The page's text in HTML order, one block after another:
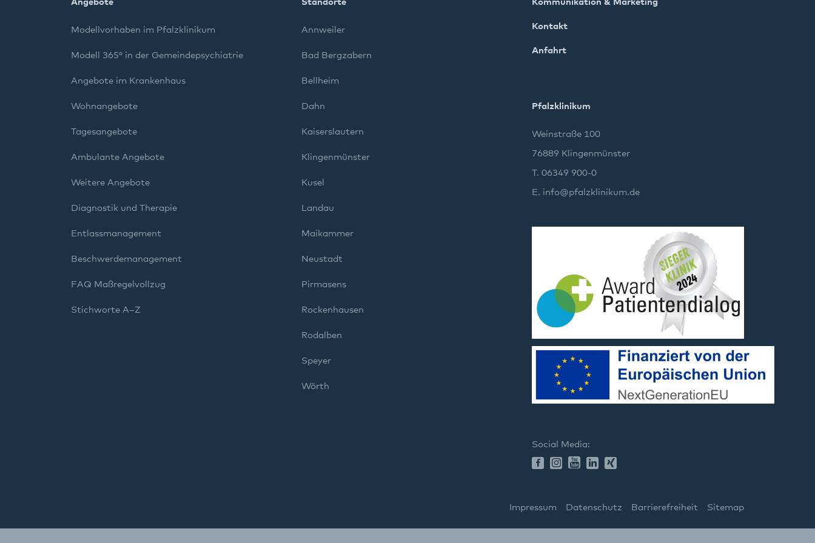
Angebote
Modellvorhaben im Pfalzklinikum
Modell 365° in der Gemeindepsychiatrie
Angebote im Krankenhaus
Wohnangebote
Tagesangebote
Ambulante Angebote
Weitere Angebote
Diagnostik und Therapie
Entlassmanagement
Beschwerdemanagement
FAQ Maßregelvollzug
Stichworte A–Z
Standorte
Annweiler
Bad Bergzabern
Bellheim
Dahn
Kaiserslautern
Klingenmünster
Kusel
Landau
Maikammer
Neustadt
Pirmasens
Rockenhausen
Rodalben
Speyer
Wörth
Kommunikation & Marketing
Kontakt
Anfahrt
Pfalzklinikum
Weinstraße 100
76889 Klingenmünster
T. 06349 900-0
E. info@pfalzklinikum.de
Social Media:
Impressum Datenschutz Barrierefreiheit Sitemap